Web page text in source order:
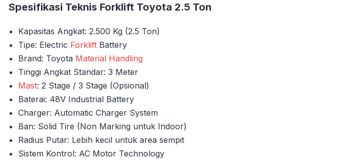
Spesifikasi Teknis Forklift Toyota 2.5 Ton
Kapasitas Angkat: 2.500 Kg (2.5 Ton)
Tipe: Electric Forklift Battery
Brand: Toyota Material Handling
Tinggi Angkat Standar: 3 Meter
Mast: 2 Stage / 3 Stage (Opsional)
Baterai: 48V Industrial Battery
Charger: Automatic Charger System
Ban: Solid Tire (Non Marking untuk Indoor)
Radius Putar: Lebih kecil untuk area sempit
Sistem Kontrol: AC Motor Technology